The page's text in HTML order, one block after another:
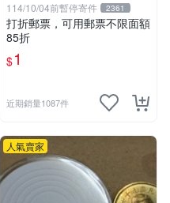
114/10/04前暫停寄件 2361
打折郵票，可用郵票不限面額
85折
$1
近期銷量1087件
人氣賣家